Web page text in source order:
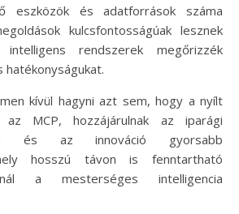
eszközök és adatforrások száma
kulcsfontosságúak lesznek
rendszerek megőrizzék
hatékonyságukat.
kívül hagyni azt sem, hogy a nyílt
az MCP, hozzájárulnak az iparági
és az innováció gyorsabb
hosszú távon is fenntartható
a mesterséges intelligencia